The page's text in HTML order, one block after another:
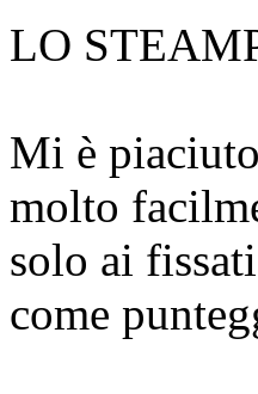
LO
Mi è
molto
solo ai
come